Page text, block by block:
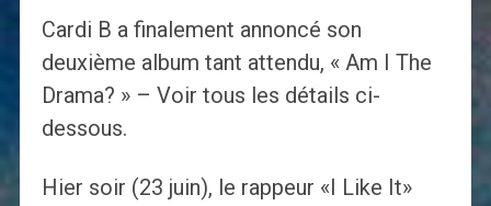
Cardi B a finalement annoncé son
deuxième album tant attendu, « Am I The
Drama? » – Voir tous les détails ci-
dessous.
Hier soir (23 juin), le rappeur «I Like It»